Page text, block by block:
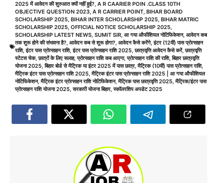
2025 में आवेदन की शुरुआत क्यों नहीं हुई?, A R CAARIER POIN .CLASS 10TH
OBJECTIVE QUESTION 2023, A R CARRIER POINT, BIHAR BOARD
SCHOLARSHIP 2025, BIHAR INTER SCHOLARSHIP 2025, BIHAR MATRIC
SCHOLARSHIP 2025, OFFICIAL NOTICE SCHOLARSHIP 2025,
SCHOLARSHIP LATEST NEWS, SUMIT SIR, आ गया औफीशियल नोटिफिकेशन, आवेदन कब
तक शुरू होने की संभावना है?, आवेदन कब से शुरू होगा?, आवेदन कैसे करेंगे,इंटर (12वीं) पास प्रोत्साहन
राशि,इंटर पास प्रोत्साहन राशि,इंटर पास प्रोत्साहन राशि 2025,छात्रवृत्ति आवेदन कैसे करें,छात्रवृत्ति
स्टेटस चेक,छात्रों के लिए सलाह,प्रोत्साहन राशि कब आएगा,प्रोत्साहन राशि की राशि,बिहार छात्रवृत्ति
योजना 2025,बिहार बोर्ड से मैट्रिक या इंटर 2025 में पास छात्र,मैट्रिक (10वीं) पास प्रोत्साहन राशि,
मैट्रिक इंटर पास प्रोत्साहन राशि 2025,मैट्रिक इंटर पास प्रोत्साहन राशि 2025 | आ गया औफीशियल
नोटिफिकेशन,मैट्रिक इंटर प्रोत्साहन राशि नोटिफिकेशन,मैट्रिक पास छात्रवृत्ति 2025,मैट्रिक/इंटर पास
प्रोत्साहन राशि योजना 2025,सरकारी योजना बिहार,स्कॉलरशिप अपडेट 2025